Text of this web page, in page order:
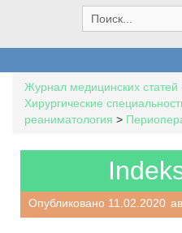
e
a
h
f
o
Журнал медицинских
Хирургические
реаниматология >
Опубликовано 11.02.2020